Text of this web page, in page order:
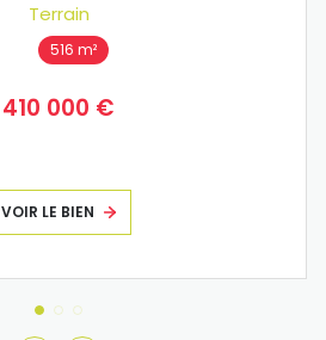
Terrain
516 m²
410 000 €
VOIR LE BIEN